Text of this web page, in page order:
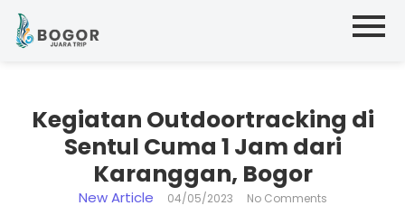
Kegiatan Outdoortracking di
Sentul Cuma 1 Jam dari
Karanggan, Bogor
New Article 04/05/2023 No Comments